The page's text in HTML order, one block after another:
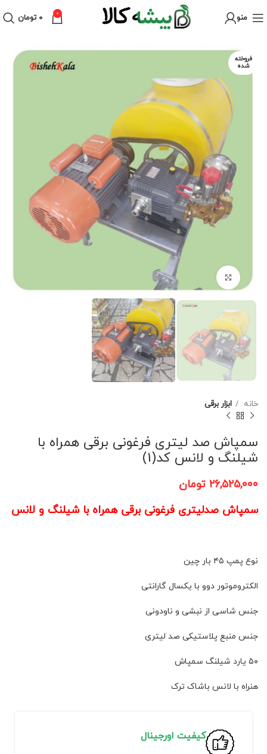
منو 0 ۰ تومان
فروخته
شده
برای بزرگنمایی کلیک کنید
خانه ابزار برقی
سمپاش صد لیتری فرغونی برقی همراه با
شیلنگ و لانس کد(1)
۲۶,۵۲۵,۰۰۰ تومان
سمپاش صدلیتری فرغونی برقی همراه با شیلنگ و لانس
نوع پمپ ۴۵ بار چین
الکتروموتور دوو با یکسال گارانتی
جنس شاسی از نبشی و ناودونی
جنس منبع پلاستیکی صد لیتری
۵۰ یارد شیلنگ سمپاش
هنراه با لانس باشاک ترک
کیفیت اورجینال